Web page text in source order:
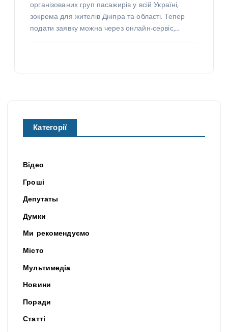
організованих груп пасажирів у всій Україні,
зокрема для жителів Дніпра та області. Тепер
подати заявку можна через онлайн-сервіс,…
Категорії
Відео
Гроші
Депутаты
Думки
Ми рекомендуємо
Місто
Мультимедіа
Новини
Поради
Статті